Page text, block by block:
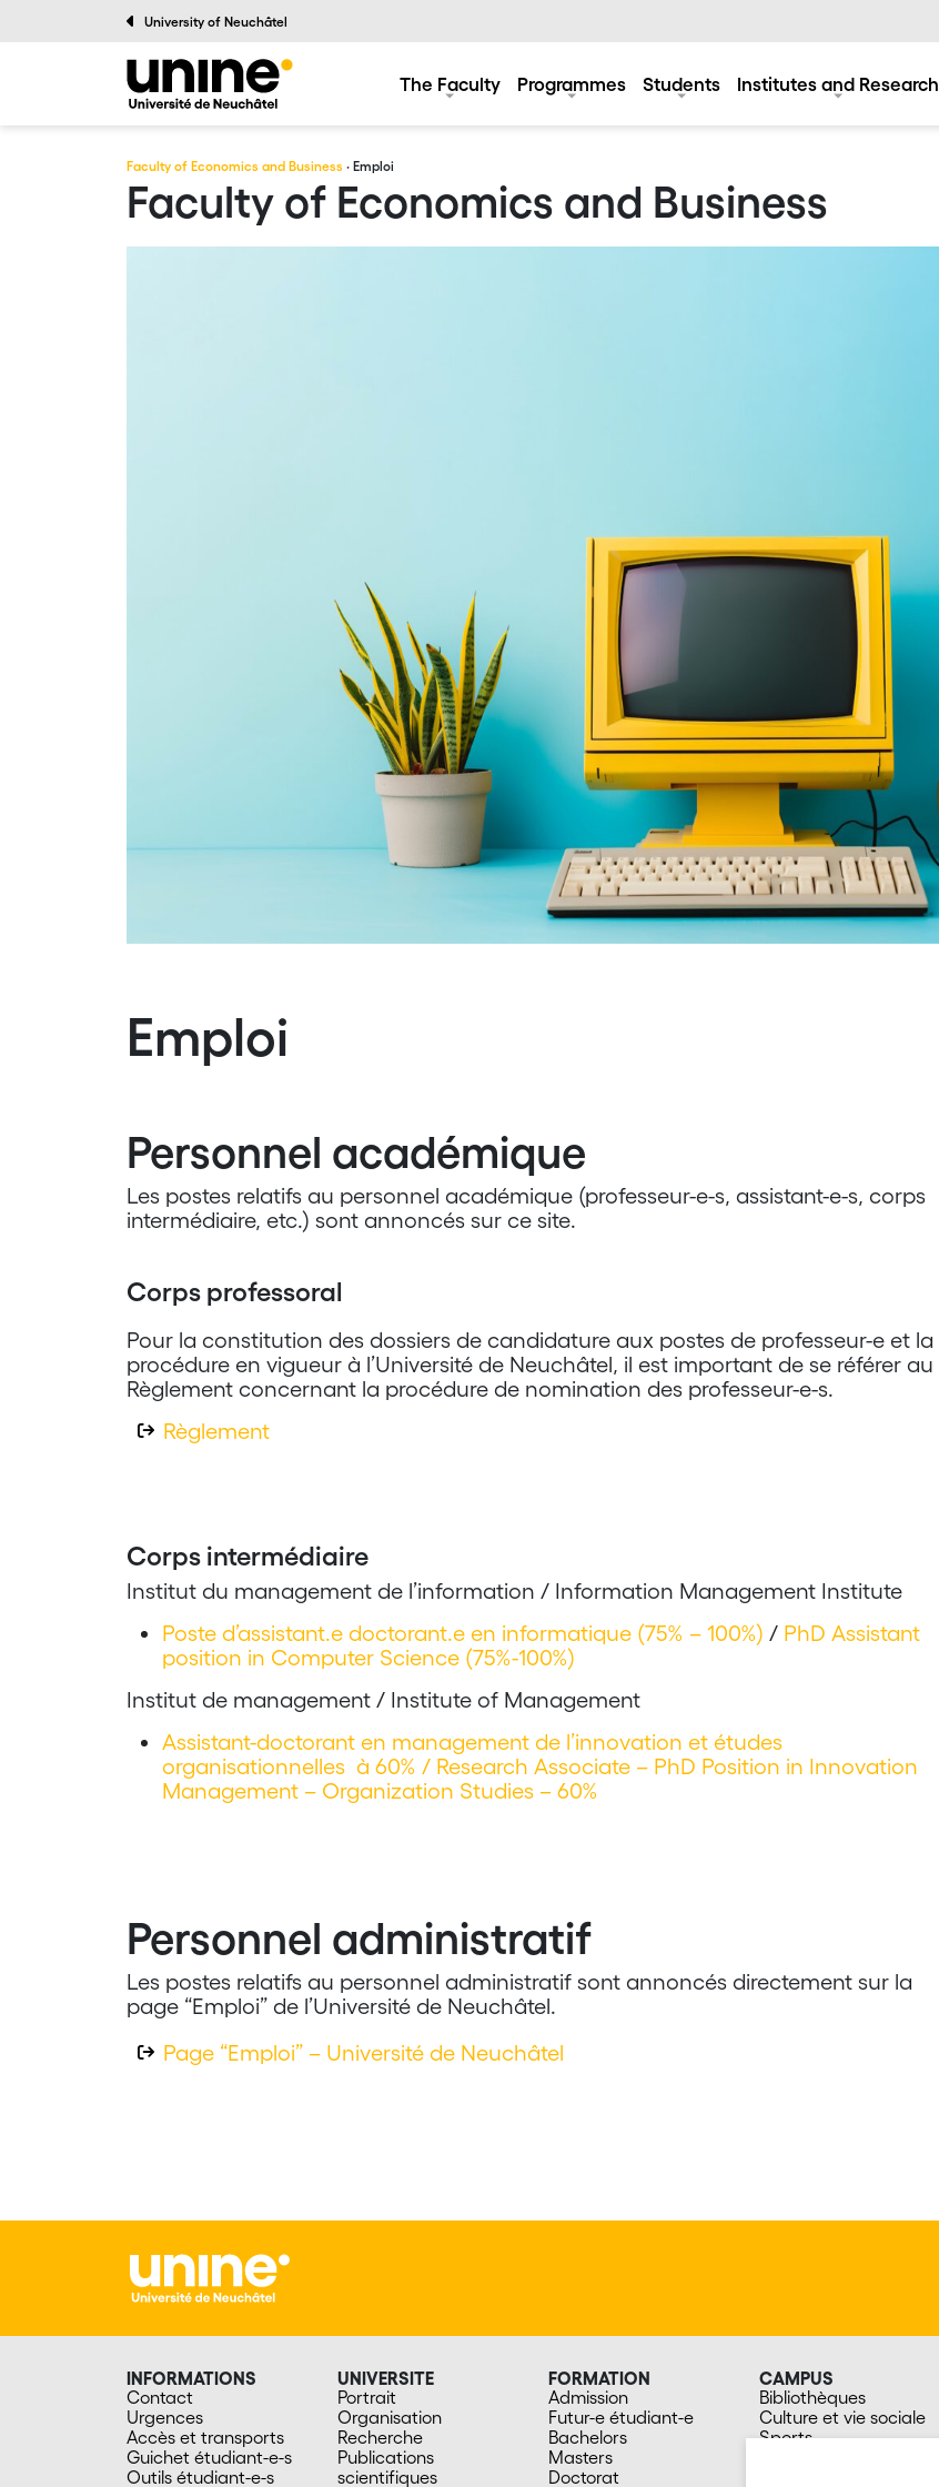
University of Neuchâtel
The Faculty Programmes Students Institutes and Research
Faculty of Economics and Business · Emploi
Faculty of Economics and Business
Emploi
Personnel académique
Les postes relatifs au personnel académique (professeur-e-s, assistant-e-s, corps
intermédiaire, etc.) sont annoncés sur ce site.
Corps professoral
Pour la constitution des dossiers de candidature aux postes de professeur-e et la
procédure en vigueur à l’Université de Neuchâtel, il est important de se référer au
Règlement concernant la procédure de nomination des professeur-e-s.
Règlement
Corps intermédiaire
Institut du management de l’information / Information Management Institute
Poste d’assistant.e doctorant.e en informatique (75% – 100%) / PhD Assistant
position in Computer Science (75%-100%)
Institut de management / Institute of Management
Assistant-doctorant en management de l’innovation et études
organisationnelles à 60% / Research Associate – PhD Position in Innovation
Management – Organization Studies – 60%
Personnel administratif
Les postes relatifs au personnel administratif sont annoncés directement sur la
page “Emploi” de l’Université de Neuchâtel.
Page “Emploi” – Université de Neuchâtel
INFORMATIONS
Contact
Urgences
Accès et transports
Guichet étudiant-e-s
Outils étudiant-e-s
UNIVERSITE
Portrait
Organisation
Recherche
Publications
scientifiques
FORMATION
Admission
Futur-e étudiant-e
Bachelors
Masters
Doctorat
CAMPUS
Bibliothèques
Culture et vie sociale
Sports